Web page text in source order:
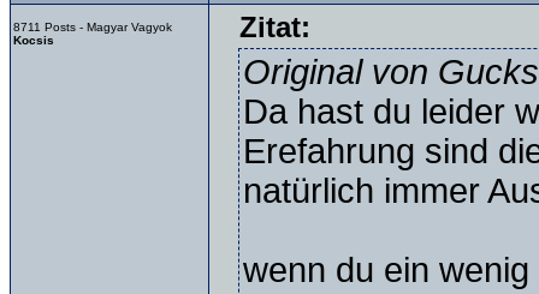
8711 Posts - Magyar Vagyok
Kocsis
Zitat:
Original von
Da hast du leider
Erefahrung sind
natürlich immer
wenn du ein